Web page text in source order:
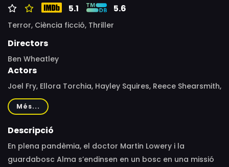
5.1 5.6
Terror, Ciència ficció, Thriller
Directors
Ben Wheatley
Actors
Joel Fry, Ellora Torchia, Hayley Squires, Reece Shearsmith,
John Hollingworth, Mark Monero
Més...
Descripció
En plena pandèmia, el doctor Martin Lowery i la
guardabosc Alma s’endinsen en un bosc en una missió